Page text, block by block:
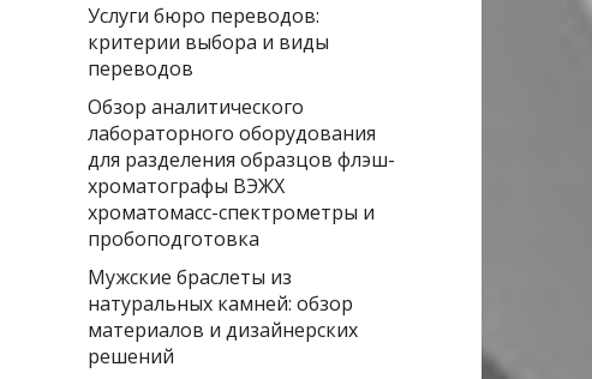
Услуги бюро переводов:
критерии выбора и виды
переводов
Обзор аналитического
лабораторного оборудования
для разделения образцов флэш-
хроматографы ВЭЖХ
хроматомасс-спектрометры и
пробоподготовка
Мужские браслеты из
натуральных камней: обзор
материалов и дизайнерских
решений